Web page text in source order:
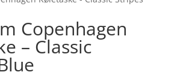
Copenhagen
– Classic